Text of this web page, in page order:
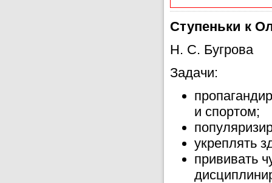
Ступеньки к
Н. С. Бугрова
Задачи:
и спортом;
укреплять
прививать